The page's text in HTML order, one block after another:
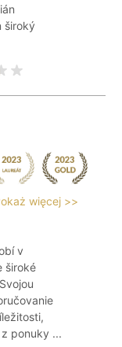
široký
więcej >>
v
široké
ponuky ...